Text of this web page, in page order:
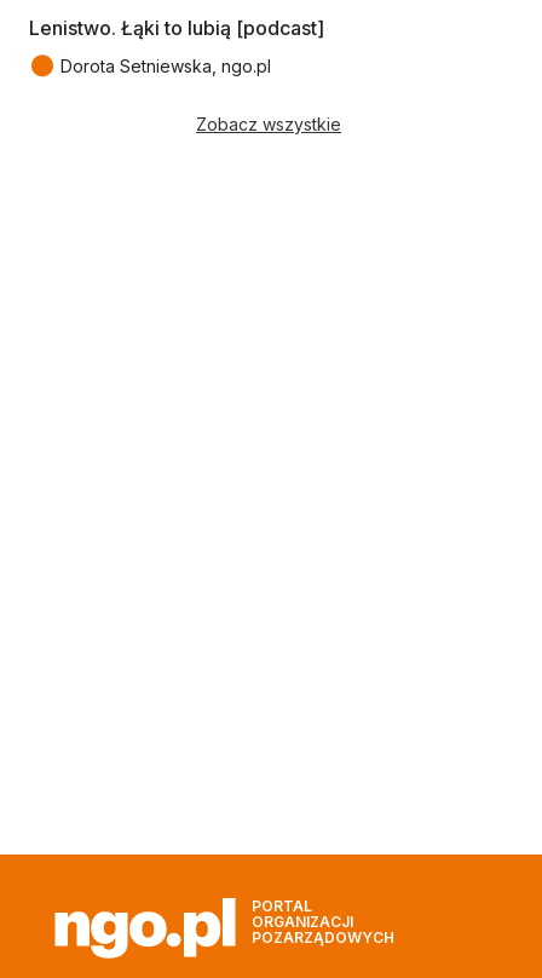
Lenistwo. Łąki to lubią [podcast]
● Dorota Setniewska, ngo.pl
Zobacz wszystkie
PORTAL
ORGANIZACJI
POZARZĄDOWYCH